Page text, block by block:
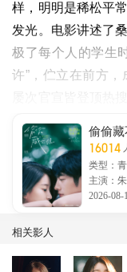
样，明明是稀松平
发光。电影讲述了
极了每个人的学生
许”，伫立在前方，
屡次官宣皆登顶热
部“纯天然青春片”
那些写了又删、删
来、只有你自己觉
被完完整整地讲出
电影《偷偷藏不住
年人才有的那种不
接、让人来不及躲
偷偷藏
16014
类型：
主演：
2026-
相关影人